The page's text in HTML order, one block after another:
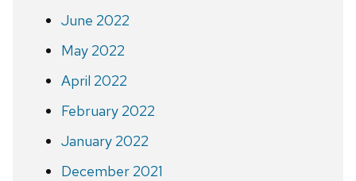
June 2022
May 2022
April 2022
February 2022
January 2022
December 2021